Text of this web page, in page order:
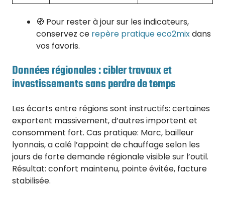
🧭 Pour rester à jour sur les indicateurs,
conservez ce repère pratique eco2mixdans
vos favoris.
Données régionales : cibler travaux et
investissements sans perdre de temps
Les écarts entre régions sont instructifs: certaines
exportent massivement, d’autres importent et
consomment fort. Cas pratique: Marc, bailleur
lyonnais, a calé l’appoint de chauffage selon les
jours de forte demande régionale visible sur l’outil.
Résultat: confort maintenu, pointe évitée, facture
stabilisée.